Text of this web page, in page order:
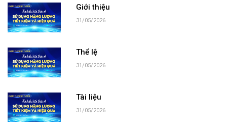
Giới thiệu
31/05/2026
Thể lệ
31/05/2026
Tài liệu
31/05/2026